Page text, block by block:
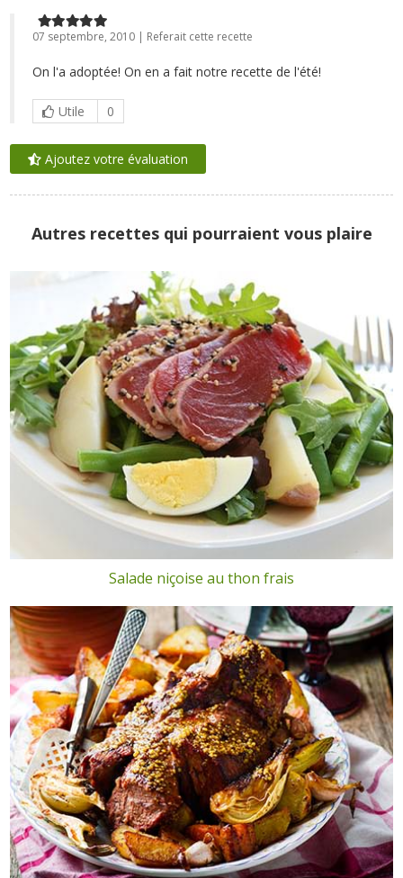
07 septembre, 2010 | Referait cette recette
On l'a adoptée! On en a fait notre recette de l'été!
Utile 0
Ajoutez votre évaluation
Autres recettes qui pourraient vous plaire
Salade niçoise au thon frais